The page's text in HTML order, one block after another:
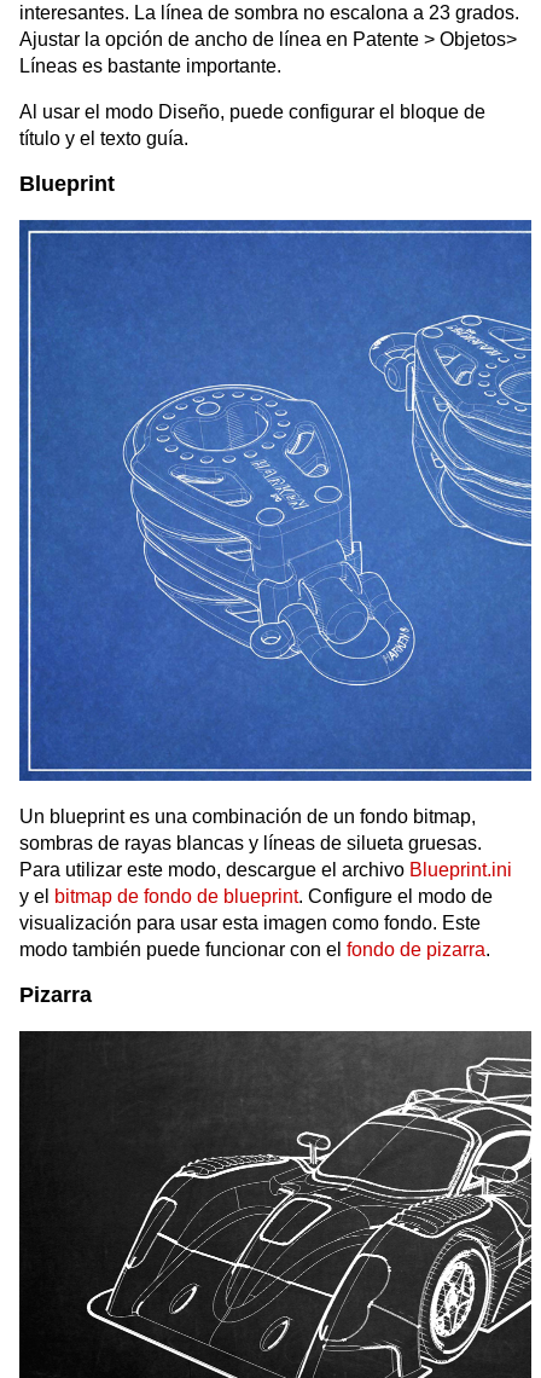
interesantes. La línea de sombra no escalona a 23 grados.
Ajustar la opción de ancho de línea en Patente > Objetos>
Líneas es bastante importante.
Al usar el modo Diseño, puede configurar el bloque de
título y el texto guía.
Blueprint
Un blueprint es una combinación de un fondo bitmap,
sombras de rayas blancas y líneas de silueta gruesas.
Para utilizar este modo, descargue el archivo Blueprint.ini
y el bitmap de fondo de blueprint. Configure el modo de
visualización para usar esta imagen como fondo. Este
modo también puede funcionar con el fondo de pizarra.
Pizarra